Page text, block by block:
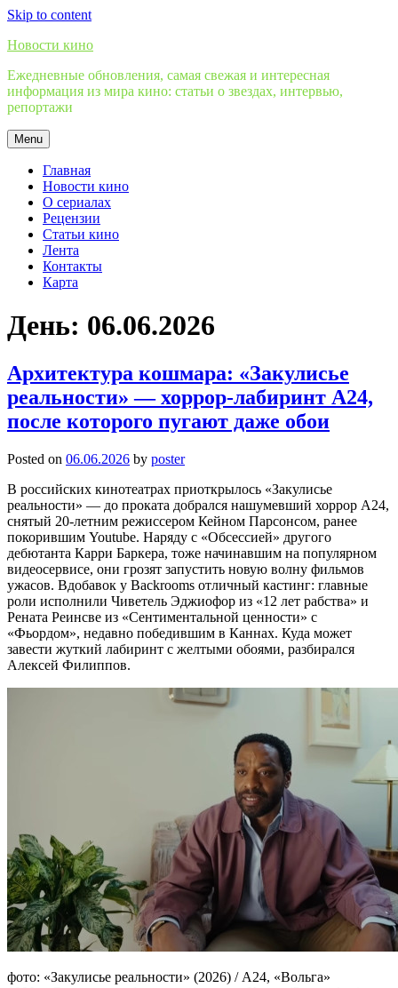
Skip to content
Новости кино
Ежедневные обновления, самая свежая и интересная
информация из мира кино: статьи о звездах, интервью,
репортажи
Menu
Главная
Новости кино
О сериалах
Рецензии
Статьи кино
Лента
Контакты
Карта
День: 06.06.2026
Архитектура кошмара: «Закулисье
реальности» — хоррор-лабиринт А24,
после которого пугают даже обои
Posted on 06.06.2026 by poster
В российских кинотеатрах приоткрылось «Закулисье
реальности» — до проката добрался нашумевший хоррор А24,
снятый 20-летним режиссером Кейном Парсонсом, ранее
покорившим Youtube. Наряду с «Обсессией» другого
дебютанта Карри Баркера, тоже начинавшим на популярном
видеосервисе, они грозят запустить новую волну фильмов
ужасов. Вдобавок у Backrooms отличный кастинг: главные
роли исполнили Чиветель Эджиофор из «12 лет рабства» и
Рената Реинсве из «Сентиментальной ценности» с
«Фьордом», недавно победившим в Каннах. Куда может
завести жуткий лабиринт с желтыми обоями, разбирался
Алексей Филиппов.
фото: «Закулисье реальности» (2026) / А24, «Вольга»